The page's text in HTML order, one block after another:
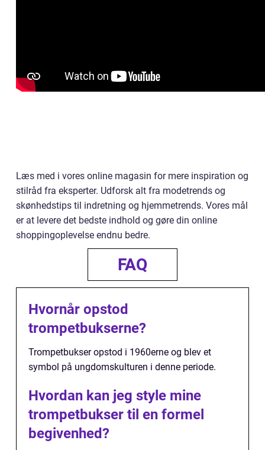
Læs med i vores online magasin for mere inspiration og
stilråd fra eksperter. Udforsk alt fra modetrends og
skønhedstips til indretning og hjemmetrends. Vores mål
er at levere det bedste indhold og gøre din online
shoppingoplevelse endnu bedre.
FAQ
Hvornår opstod
trompetbukserne?
Trompetbukser opstod i 1960erne og blev et
symbol på ungdomskulturen i denne periode.
Hvordan kan jeg style mine
trompetbukser til en formel
begivenhed?